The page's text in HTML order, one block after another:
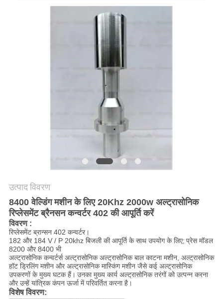
उत्पाद विवरण
8400 वेल्डिंग मशीन के लिए 20Khz 2000w अल्ट्रासोनिक
रिप्लेसमेंट ब्रैनसन कन्वर्टर 402 की आपूर्ति करें
विवरण :
रिप्लेसमेंट ब्रान्सन 402 कन्वर्टर।
182 और 184 V / P 20khz बिजली की आपूर्ति के साथ उपयोग के लिए; प्रेस मॉडल
8200 और 8400 भी
अल्ट्रासोनिक कन्वर्टर्स अल्ट्रासोनिक अल्ट्रासोनिक बाल काटना मशीन, अल्ट्रासोनिक
हॉट ड्रिलिंग मशीन और अल्ट्रासोनिक मास्किंग मशीन जैसे कई अल्ट्रासोनिक
उपकरणों के मुख्य घटक हैं। उनका मुख्य कार्य अल्ट्रासोनिक तरंगों को उत्पन्न करना
और उन्हें यांत्रिक कंपन ऊर्जा में परिवर्तित करना है।
विशेष विवरण: